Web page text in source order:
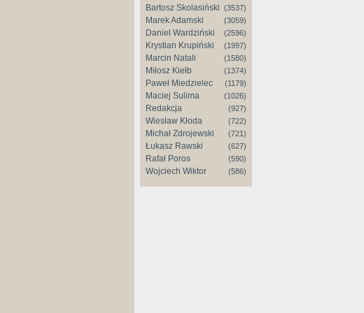
Bartosz Skolasiński (3537)
Marek Adamski (3059)
Daniel Wardziński (2596)
Krystian Krupiński (1997)
Marcin Natali (1580)
Miłosz Kiełb (1374)
Paweł Miedzielec (1179)
Maciej Sulima (1026)
Redakcja (927)
Wiesław Kłoda (722)
Michał Zdrojewski (721)
Łukasz Rawski (627)
Rafał Poros (590)
Wojciech Wiktor (586)